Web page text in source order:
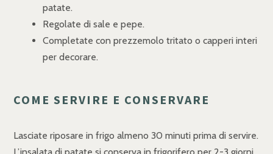
patate.
Regolate di sale e pepe.
Completate con prezzemolo tritato o capperi interi
per decorare.
COME SERVIRE E CONSERVARE
Lasciate riposare in frigo almeno 30 minuti prima di servire.